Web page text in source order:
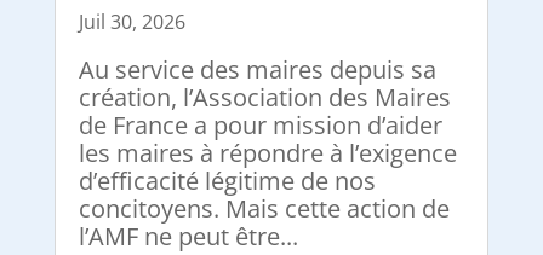
Juil 30, 2026
Au service des maires depuis sa
création, l’Association des Maires
de France a pour mission d’aider
les maires à répondre à l’exigence
d’efficacité légitime de nos
concitoyens. Mais cette action de
l’AMF ne peut être...